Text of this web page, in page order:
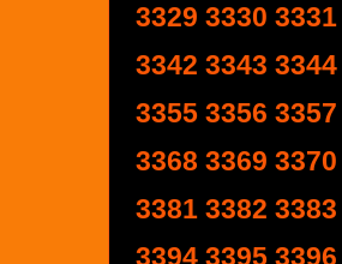
3329 3330 3331
3342 3343 3344
3355 3356 3357
3368 3369 3370
3381 3382 3383
3394 3395 3396